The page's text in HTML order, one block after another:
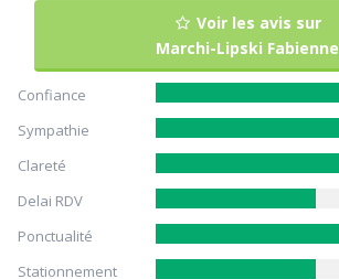
Voir les avis sur
Marchi-Lipski Fabienne
Confiance
Sympathie
Clareté
Delai RDV
Ponctualité
Stationnement